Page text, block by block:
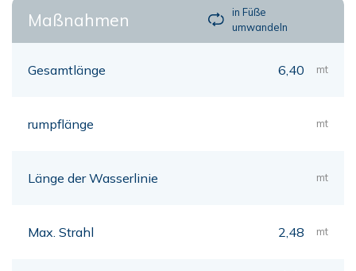
Maßnahmen
in Füße
umwandeln
Gesamtlänge 6,40 mt
rumpflänge mt
Länge der Wasserlinie mt
Max. Strahl 2,48 mt